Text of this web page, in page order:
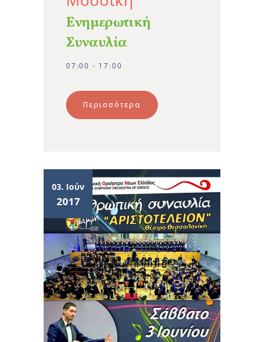
Ενημερωτική
Συναυλία
07:00 - 17:00
Περισσότερα
03. Ιούν
2017